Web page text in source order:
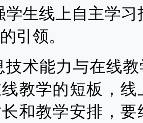
学生线上自主学
引领。
技术能力与在线
教学的短板，
和教学安排，